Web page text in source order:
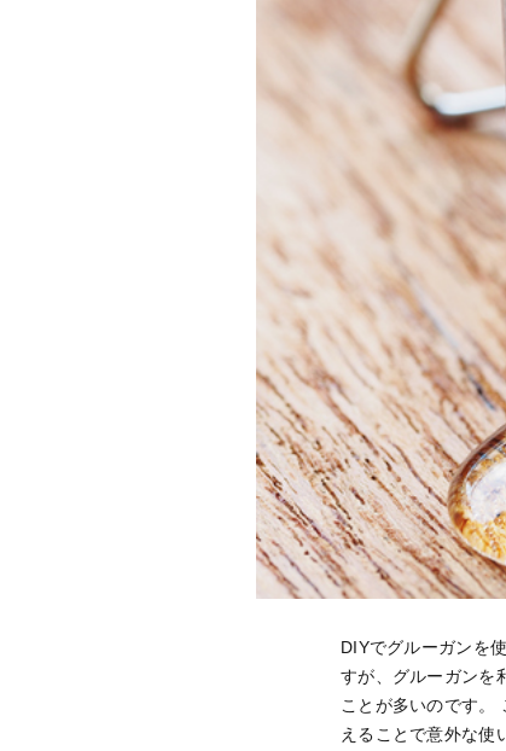
DIYでグルーガンを
すが、グルーガンを
ことが多いのです。
えることで意外な使